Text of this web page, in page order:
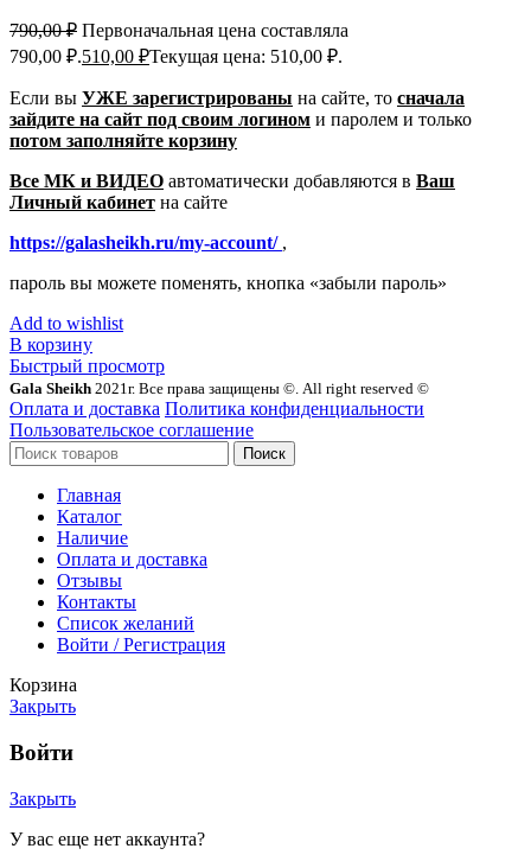
790,00₽ Первоначальная цена составляла
790,00 ₽.510,00 ₽Текущая цена: 510,00 ₽.
Если вы УЖЕ зарегистрированы на сайте, то сначала
зайдите на сайт под своим логином и паролем и только
потом заполняйте корзину
Все МК и ВИДЕО автоматически добавляются в Ваш
Личный кабинет на сайте
https://galasheikh.ru/my-account/ ,
пароль вы можете поменять, кнопка «забыли пароль»
Add to wishlist
В корзину
Быстрый просмотр
Gala Sheikh 2021г. Все права защищены ©. All right reserved ©
Оплата и доставка Политика конфиденциальности
Пользовательское соглашение
Поиск
Главная
Каталог
Наличие
Оплата и доставка
Отзывы
Контакты
Список желаний
Войти / Регистрация
Корзина
Закрыть
Войти
Закрыть
У вас еще нет аккаунта?